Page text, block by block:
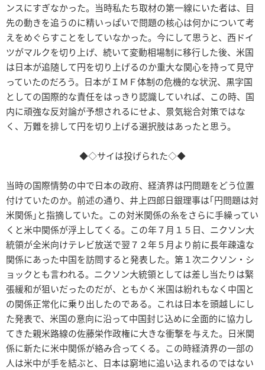
ンスにすぎなかった。当時私たち取材の第一線にいた者は、目
先の動きを追うのに精いっぱいで問題の核心は何かについて考
えをめぐらすことをしていなかった。今にして思うと、西ドイ
ツがマルクを切り上げ、続いて変動相場制に移行した後、米国
は日本が追随して円を切り上げるのか重大な関心を持って見守
っていたのだろう。日本がＩＭＦ体制の危機的な状況、黒字国
としての国際的な責任をはっきり認識していれば、この時、国
内に頑強な反対論が予想されるにせよ、景気総合対策ではな
く、万難を排して円を切り上げる選択肢はあったと思う。
◆◇サイは投げられた◇◆
当時の国際情勢の中で日本の政府、経済界は円問題をどう位置
付けていたのか。前述の通り、井上四郎日銀理事は｢円問題は対
米関係｣と指摘していた。この対米関係の糸をさらに手繰ってい
くと米中関係が浮上してくる。この年７月１５日、ニクソン大
統領が全米向けテレビ放送で翌７２年５月より前に長年疎遠な
関係にあった中国を訪問すると発表した。第１次ニクソン・シ
ョックとも言われる。ニクソン大統領としては差し当たりは緊
張緩和が狙いだったのだが、ともかく米国は紛れもなく中国と
の関係正常化に乗り出したのである。これは日本を頭越しにし
た発表で、米国の意向に沿って中国封じ込めに全面的に協力し
てきた親米路線の佐藤栄作政権に大きな衝撃を与えた。日米関
係に新たに米中関係が絡み合ってくる。この時経済界の一部の
人は米中が手を結ぶと、日本は窮地に追い込まれるのではない